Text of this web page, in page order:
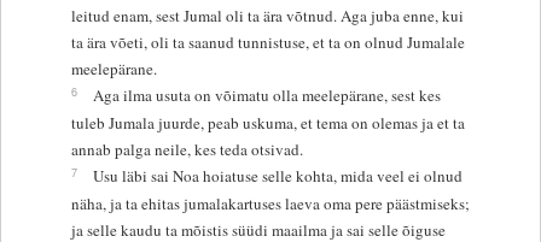
leitud enam, sest Jumal oli ta ära võtnud. Aga juba enne, kui
ta ära võeti, oli ta saanud tunnistuse, et ta on olnud Jumalale
meelepärane.
6
Aga ilma usuta on võimatu olla meelepärane, sest kes
tuleb Jumala juurde, peab uskuma, et tema on olemas ja et ta
annab palga neile, kes teda otsivad.
7
Usu läbi sai Noa hoiatuse selle kohta, mida veel ei olnud
näha, ja ta ehitas jumalakartuses laeva oma pere päästmiseks;
ja selle kaudu ta mõistis süüdi maailma ja sai selle õiguse